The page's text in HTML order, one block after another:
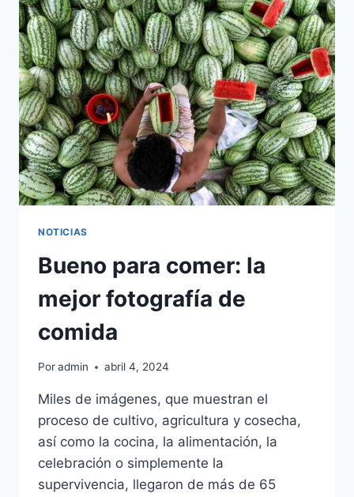
EXITOSO
SENCILLO
DE
1981
VIENNA
NOTICIAS
Bueno para comer: la
mejor fotografía de
comida
Poradmin abril 4, 2024
Miles de imágenes, que muestran el
proceso de cultivo, agricultura y cosecha,
así como la cocina, la alimentación, la
celebración o simplemente la
supervivencia, llegaron de más de 65